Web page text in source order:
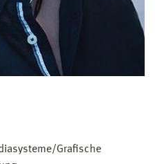
Grafische